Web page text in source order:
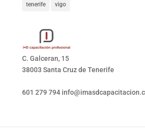
tenerife vigo
C. Galceran, 15
38003 Santa Cruz de Tenerife
601 279 794